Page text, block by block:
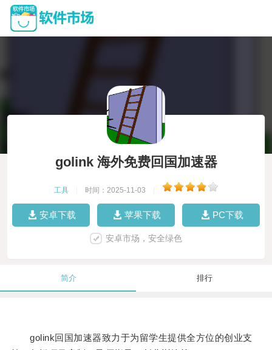
golink 海外免费回国加速器
工具 时间：2025-11-03
安卓下载 苹果下载 PC下载
安卓市场，安全绿色
简介 排行
golink回国加速器致力于为留学生提供全方位的创业支